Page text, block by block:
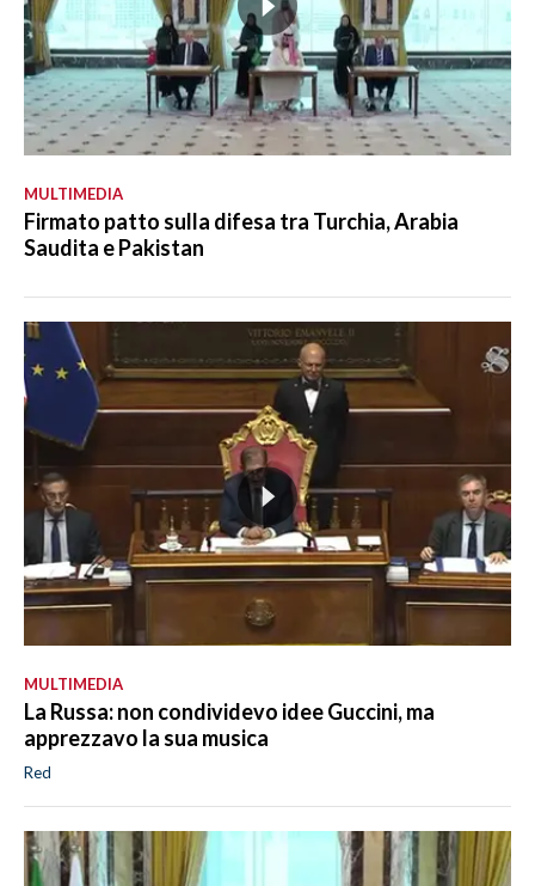
MULTIMEDIA
Firmato patto sulla difesa tra Turchia, Arabia
Saudita e Pakistan
MULTIMEDIA
La Russa: non condividevo idee Guccini, ma
apprezzavo la sua musica
Red